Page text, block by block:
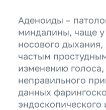
Аденоиды –
миндалины, чаще у
носового
частым
изменению
неправильного
данных